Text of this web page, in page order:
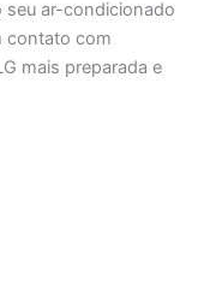
seu ar-condicionado
contato com
mais preparada e